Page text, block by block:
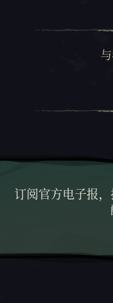
订阅官方电子报